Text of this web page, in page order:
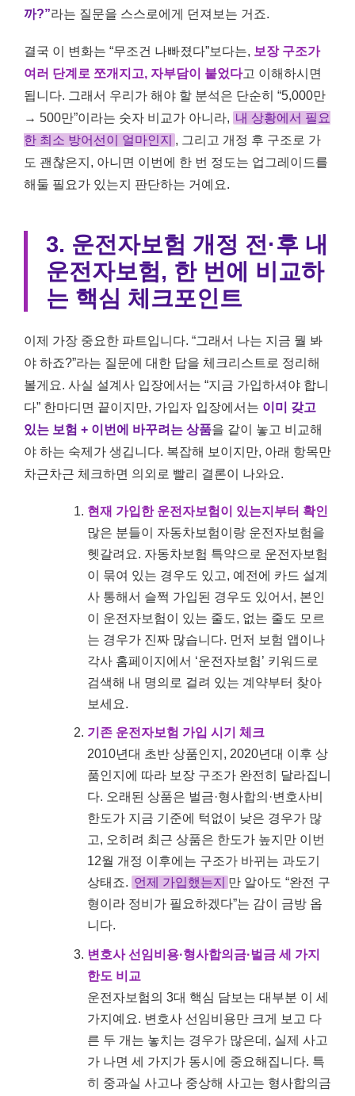
까?”라는 질문을 스스로에게 던져보는 거죠.
결국 이 변화는 “무조건 나빠졌다”보다는, 보장 구조가
여러 단계로 쪼개지고, 자부담이 붙었다고 이해하시면
됩니다. 그래서 우리가 해야 할 분석은 단순히 “5,000만
→ 500만”이라는 숫자 비교가 아니라, 내 상황에서 필요
한 최소 방어선이 얼마인지 , 그리고 개정 후 구조로 가
도 괜찮은지, 아니면 이번에 한 번 정도는 업그레이드를
해둘 필요가 있는지 판단하는 거예요.
3. 운전자보험 개정 전·후 내
운전자보험, 한 번에 비교하
는 핵심 체크포인트
이제 가장 중요한 파트입니다. “그래서 나는 지금 뭘 봐
야 하죠?”라는 질문에 대한 답을 체크리스트로 정리해
볼게요. 사실 설계사 입장에서는 “지금 가입하셔야 합니
다” 한마디면 끝이지만, 가입자 입장에서는 이미 갖고
있는 보험 + 이번에 바꾸려는 상품을 같이 놓고 비교해
야 하는 숙제가 생깁니다. 복잡해 보이지만, 아래 항목만
차근차근 체크하면 의외로 빨리 결론이 나와요.
현재 가입한 운전자보험이 있는지부터 확인
많은 분들이 자동차보험이랑 운전자보험을
헷갈려요. 자동차보험 특약으로 운전자보험
이 묶여 있는 경우도 있고, 예전에 카드 설계
사 통해서 슬쩍 가입된 경우도 있어서, 본인
이 운전자보험이 있는 줄도, 없는 줄도 모르
는 경우가 진짜 많습니다. 먼저 보험 앱이나
각사 홈페이지에서 ‘운전자보험’ 키워드로
검색해 내 명의로 걸려 있는 계약부터 찾아
보세요.
기존 운전자보험 가입 시기 체크
2010년대 초반 상품인지, 2020년대 이후 상
품인지에 따라 보장 구조가 완전히 달라집니
다. 오래된 상품은 벌금·형사합의·변호사비
한도가 지금 기준에 턱없이 낮은 경우가 많
고, 오히려 최근 상품은 한도가 높지만 이번
12월 개정 이후에는 구조가 바뀌는 과도기
상태죠. 언제 가입했는지 만 알아도 “완전 구
형이라 정비가 필요하겠다”는 감이 금방 옵
니다.
변호사 선임비용·형사합의금·벌금 세 가지
한도 비교
운전자보험의 3대 핵심 담보는 대부분 이 세
가지예요. 변호사 선임비용만 크게 보고 다
른 두 개는 놓치는 경우가 많은데, 실제 사고
가 나면 세 가지가 동시에 중요해집니다. 특
히 중과실 사고나 중상해 사고는 형사합의금